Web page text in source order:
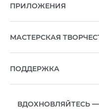
ПРИЛОЖЕНИЯ
МАСТЕРСКАЯ
ПОДДЕРЖКА
ВДОХНОВЛЯЙТЕСЬ